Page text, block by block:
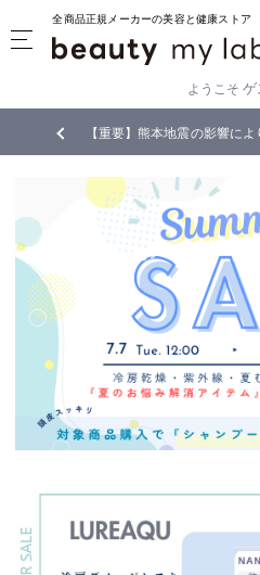
全商品正規メーカーの美容と健康ストア
ようこそ ゲ
【重要】熊本地震の影響に